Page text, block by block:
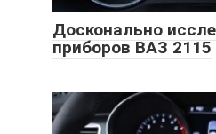
Досконально
приборов ВАЗ 2115